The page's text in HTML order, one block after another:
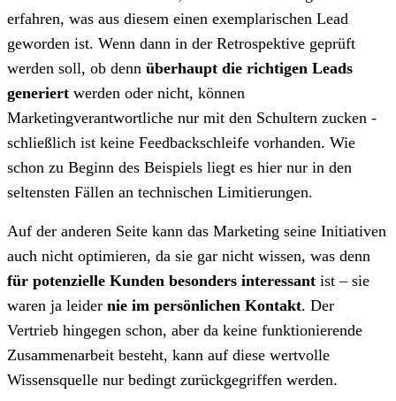
erfahren, was aus diesem einen exemplarischen Lead
geworden ist. Wenn dann in der Retrospektive geprüft
werden soll, ob denn überhaupt die richtigen Leads
generiert werden oder nicht, können
Marketingverantwortliche nur mit den Schultern zucken -
schließlich ist keine Feedbackschleife vorhanden. Wie
schon zu Beginn des Beispiels liegt es hier nur in den
seltensten Fällen an technischen Limitierungen.
Auf der anderen Seite kann das Marketing seine Initiativen
auch nicht optimieren, da sie gar nicht wissen, was denn
für potenzielle Kunden besonders interessant ist – sie
waren ja leider nie im persönlichen Kontakt. Der
Vertrieb hingegen schon, aber da keine funktionierende
Zusammenarbeit besteht, kann auf diese wertvolle
Wissensquelle nur bedingt zurückgegriffen werden.